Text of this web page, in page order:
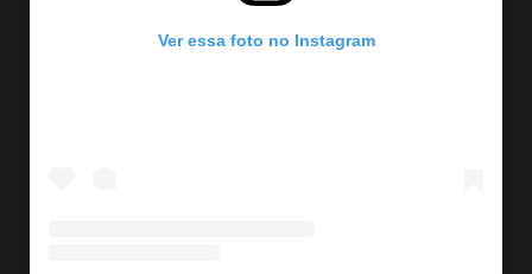
Ver essa foto no Instagram